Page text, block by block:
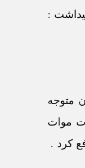
است. ماده 12 قانون اراضی شهری مصوب 1360 مقرر میداشت :
متوجه
مالکیت دولت (در صورت موات
سال 1370 این نقیصه را رفع کرد .